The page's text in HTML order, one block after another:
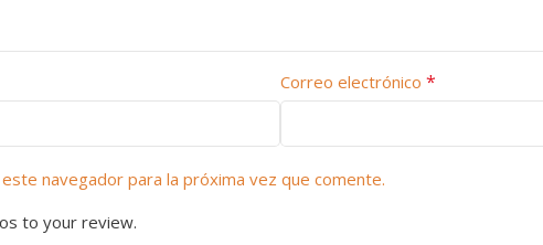
Correo electrónico *
navegador para la próxima vez que comente.
to your review.